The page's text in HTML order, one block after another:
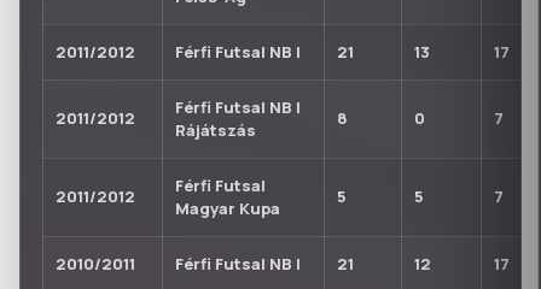
2011/2012 Férfi Futsal NB I 21 13 17
2011/2012
Férfi Futsal NB I
Rájátszás
8 0 7
2011/2012
Férfi Futsal
Magyar Kupa
5 5 7
2010/2011 Férfi Futsal NB I 21 12 17